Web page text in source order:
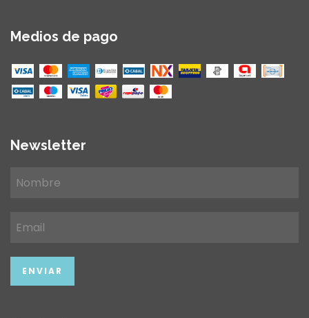
Medios de pago
Newsletter